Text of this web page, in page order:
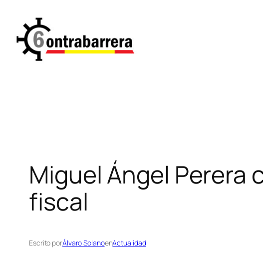
contenido
Miguel Ángel Perera
fiscal
Escrito porÁlvaro SolanoenActualidad